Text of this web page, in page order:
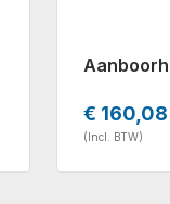
€ 160,08
(Incl. BTW)